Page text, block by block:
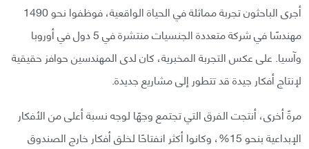
أجرى الباحثون تجربة مماثلة في الحياة الواقعية، فوظفوا نحو 1490
مهندسًا في شركة متعددة الجنسيات منتشرة في 5 دول في أوروبا
وآسيا. على عكس التجربة المخبرية، كان لدى المهندسين حوافز حقيقية
لإنتاج أفكار جيدة قد تتطور إلى مشاريع جديدة.
مرةً أخرى، أنتجت الفرق التي تجتمع وجهًا لوجه نسبة أعلى من الأفكار
الإبداعية بنحو 15%، وكانوا أكثر انفتاحًا لخلق أفكار خارج الصندوق